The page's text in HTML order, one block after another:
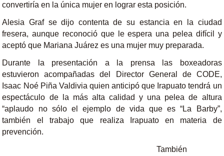
convertiría en la única mujer en lograr esta posición.
Alesia Graf se dijo contenta de su estancia en la ciudad
fresera, aunque reconoció que le espera una pelea difícil y
aceptó que Mariana Juárez es una mujer muy preparada.
Durante la presentación a la prensa las boxeadoras
estuvieron acompañadas del Director General de CODE,
Isaac Noé Piña Valdivia quien anticipó que Irapuato tendrá un
espectáculo de la más alta calidad y una pelea de altura
“aplaudo no sólo el ejemplo de vida que es “La Barby”,
también el trabajo que realiza Irapuato en materia de
prevención.
También